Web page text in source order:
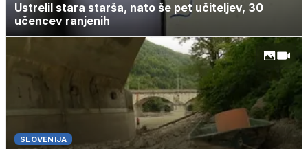
Ustrelil stara starša, nato še pet učiteljev, 30
učencev ranjenih
SLOVENIJA